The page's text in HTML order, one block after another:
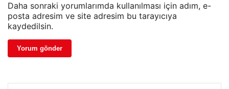
Daha sonraki yorumlarımda kullanılması için adım, e-
posta adresim ve site adresim bu tarayıcıya
kaydedilsin.